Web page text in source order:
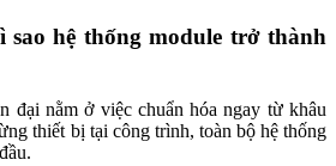
hệ thống module trở thành
đại nằm ở việc chuẩn hóa ngay từ khâu
thiết bị tại công trình, toàn bộ hệ thống